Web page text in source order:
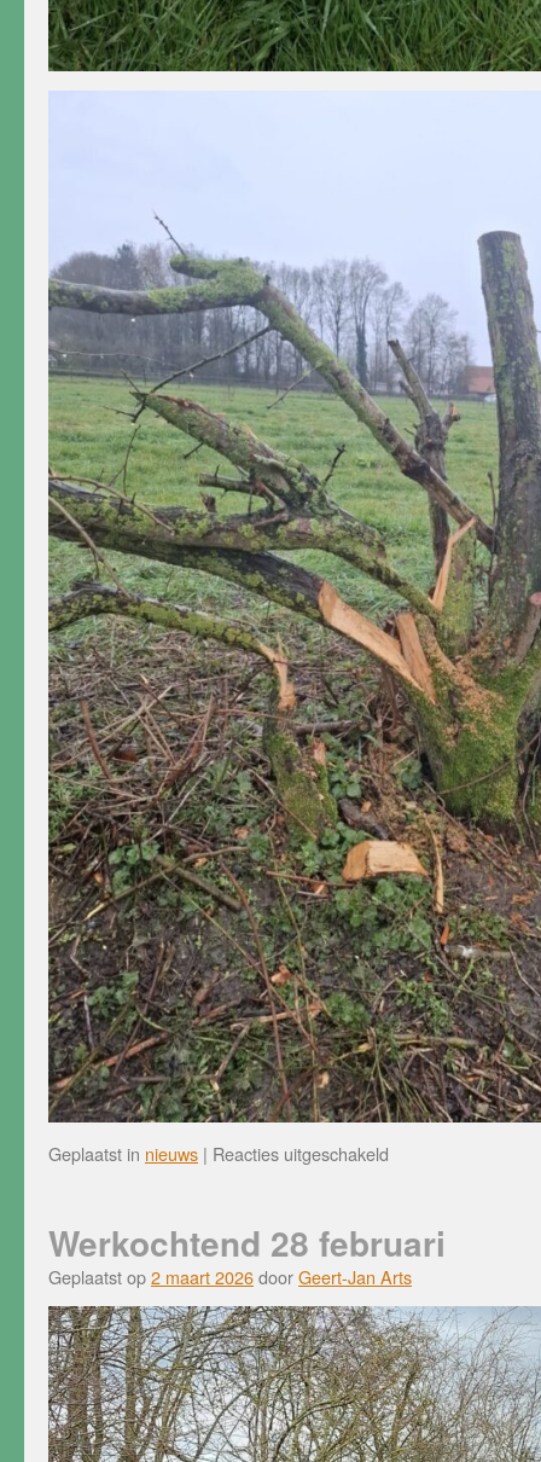
Geplaatst in nieuws | Reacties uitgeschakeld
Werkochtend 28 februari
Geplaatst op2 maart 2026doorGeert-Jan Arts